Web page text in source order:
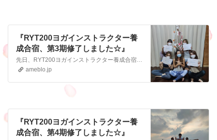
『RYT200ヨガインストラクター養
成合宿、第3期修了しました☆』
先日、RYT200ヨガインストラクター養成合宿の第3期生が無事に全員卒業しました 涙涙の修了証書授与式でしたよ ※残り１名は写真NGだったので、４名で撮影し…
ameblo.jp
『RYT200ヨガインストラクター養
成合宿、第4期修了しました☆』